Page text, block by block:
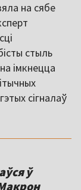
на сябе
стыль
імкнецца
сігналаў
ў